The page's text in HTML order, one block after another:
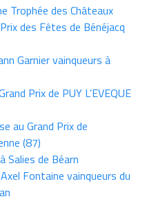
Trophée des Châteaux
des Fêtes de Bénéjacq
Garnier vainqueurs à
Prix de PUY L’EVEQUE
au Grand Prix de
(87)
Salies de Béarn
Fontaine vainqueurs du